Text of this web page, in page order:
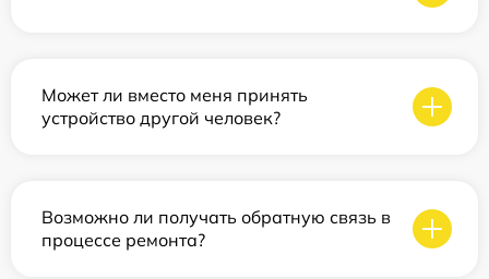
Может ли вместо меня принять
устройство другой человек?
Возможно ли получать обратную связь в
процессе ремонта?